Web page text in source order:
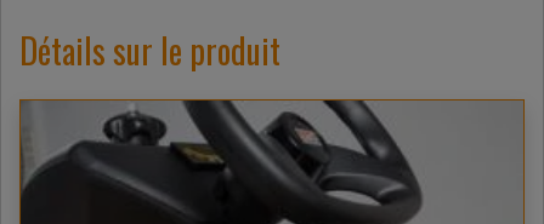
Détails sur le produit